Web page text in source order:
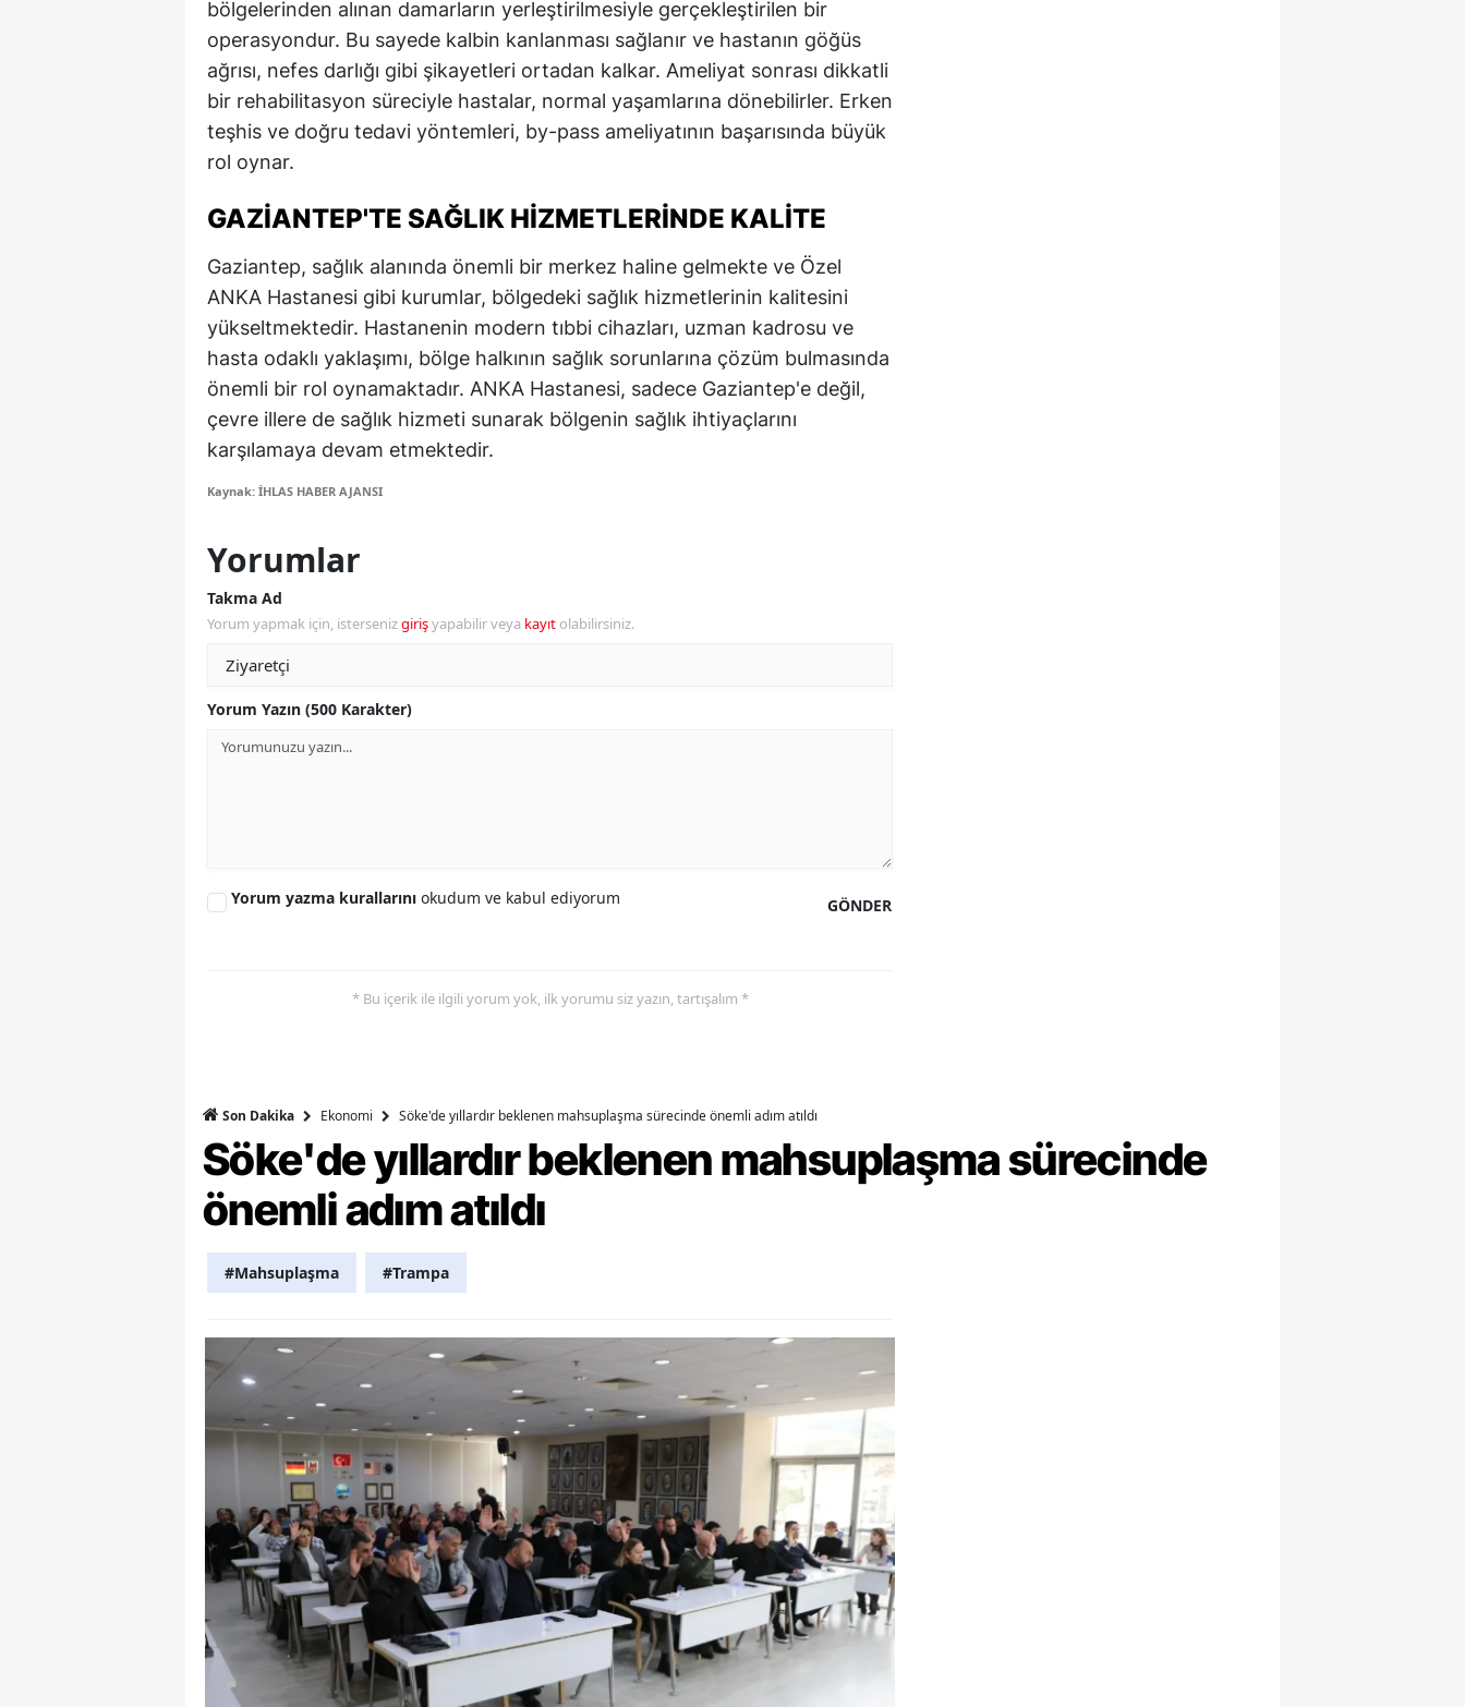
Muş
Nevşehir
Niğde
Ordu
Sakarya
Samsun
Siirt
Sinop
Sivas
Tekirdağ
Şanlıurfa
Bayburt
Kırıkkale
Bartın
Ardahan
Iğdır
Kilis
Osmaniye
Düzce
bölgelerinden alınan damarların yerleştirilmesiyle gerçekleştirilen bir
operasyondur. Bu sayede kalbin kanlanması sağlanır ve hastanın göğüs
ağrısı, nefes darlığı gibi şikayetleri ortadan kalkar. Ameliyat sonrası dikkatli
bir rehabilitasyon süreciyle hastalar, normal yaşamlarına dönebilirler. Erken
teşhis ve doğru tedavi yöntemleri, by-pass ameliyatının başarısında büyük
rol oynar.
GAZIANTEP'TE SAĞLIK HIZMETLERINDE KALITE
Gaziantep, sağlık alanında önemli bir merkez haline gelmekte ve Özel
ANKA Hastanesi gibi kurumlar, bölgedeki sağlık hizmetlerinin kalitesini
yükseltmektedir. Hastanenin modern tıbbi cihazları, uzman kadrosu ve
hasta odaklı yaklaşımı, bölge halkının sağlık sorunlarına çözüm bulmasında
önemli bir rol oynamaktadır. ANKA Hastanesi, sadece Gaziantep'e değil,
çevre illere de sağlık hizmeti sunarak bölgenin sağlık ihtiyaçlarını
karşılamaya devam etmektedir.
Kaynak: İHLAS HABER AJANSI
Yorumlar
Takma Ad
Yorum yapmak için, istersenizgirişyapabilir veya kayıt olabilirsiniz.
Yorum Yazın (500 Karakter)
GÖNDER
Yorum yazma kurallarını okudum ve kabul ediyorum
* Bu içerik ile ilgili yorum yok, ilk yorumu siz yazın, tartışalım *
Son Dakika Ekonomi Söke'de yıllardır beklenen mahsuplaşma sürecinde önemli adım atıldı
Söke'de yıllardır beklenen mahsuplaşma sürecinde
önemli adım atıldı
#Mahsuplaşma #Trampa